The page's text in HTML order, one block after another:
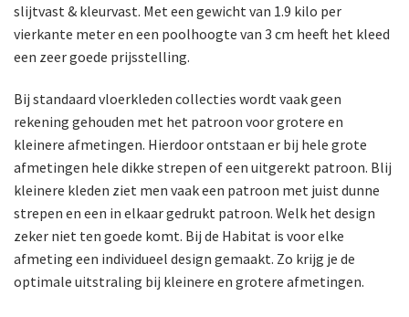
slijtvast & kleurvast. Met een gewicht van 1.9 kilo per
vierkante meter en een poolhoogte van 3 cm heeft het kleed
een zeer goede prijsstelling.
Bij standaard vloerkleden collecties wordt vaak geen
rekening gehouden met het patroon voor grotere en
kleinere afmetingen. Hierdoor ontstaan er bij hele grote
afmetingen hele dikke strepen of een uitgerekt patroon. Blij
kleinere kleden ziet men vaak een patroon met juist dunne
strepen en een in elkaar gedrukt patroon. Welk het design
zeker niet ten goede komt. Bij de Habitat is voor elke
afmeting een individueel design gemaakt. Zo krijg je de
optimale uitstraling bij kleinere en grotere afmetingen.